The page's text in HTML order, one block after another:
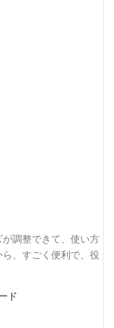
調整できて、使い方
、すごく便利で、役
ド